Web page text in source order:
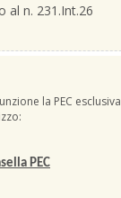
al n. 231.Int.26
la PEC esclusiva
PEC